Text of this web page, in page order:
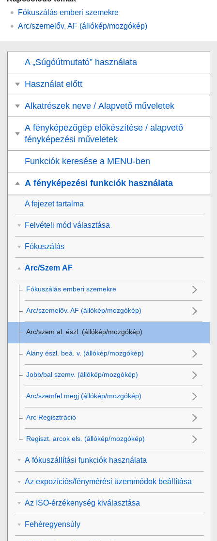
Fókuszálás emberi szemekre
Arc/szemelőv. AF (állókép/mozgókép)
A „Súgóútmutató” használata
Használat előtt
Alkatrészek neve / Alapvető műveletek
A fényképezőgép előkészítése / alapvető
fényképezési műveletek
Funkciók keresése a MENU-ben
A fényképezési funkciók használata
A fejezet tartalma
Felvételi mód választása
Fókuszálás
Arc/Szem AF
Fókuszálás emberi szemekre
Arc/szemelőv. AF (állókép/mozgókép)
Arc/szem al. észl. (állókép/mozgókép)
Alany észl. beá. v. (állókép/mozgókép)
Jobb/bal szemv. (állókép/mozgókép)
Arc/szemfel.megj (állókép/mozgókép)
Arc Regisztráció
Regiszt. arcok els. (állókép/mozgókép)
A fókuszállítási funkciók használata
Az expozíciós/fénymérési üzemmódok beállítása
Az ISO-érzékenység kiválasztása
Fehéregyensúly